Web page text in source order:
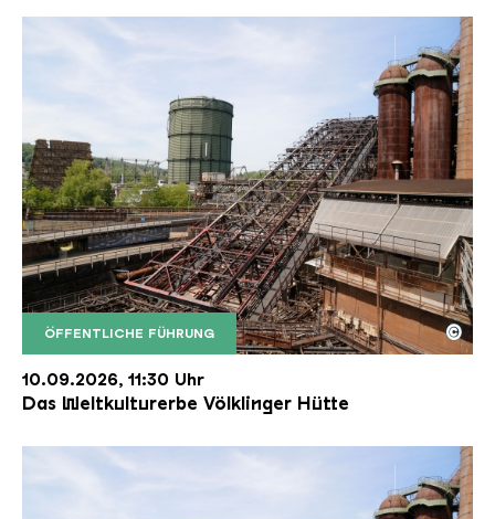
ÖFFENTLICHE FÜHRUNG
Der Erzschrägaufzug der Völklinger Hütte mit
Copyright: Weltkulturerbe Völklinger Hütte | Karl
©
10.09.2026, 11:30 Uhr
Das Weltkulturerbe Völklinger Hütte